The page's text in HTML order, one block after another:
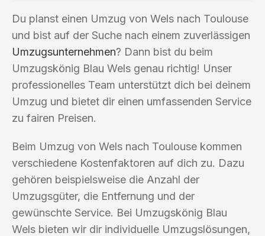
Du planst einen Umzug von Wels nach Toulouse
und bist auf der Suche nach einem zuverlässigen
Umzugsunternehmen? Dann bist du beim
Umzugskönig Blau Wels genau richtig! Unser
professionelles Team unterstützt dich bei deinem
Umzug und bietet dir einen umfassenden Service
zu fairen Preisen.
Beim Umzug von Wels nach Toulouse kommen
verschiedene Kostenfaktoren auf dich zu. Dazu
gehören beispielsweise die Anzahl der
Umzugsgüter, die Entfernung und der
gewünschte Service. Bei Umzugskönig Blau
Wels bieten wir dir individuelle Umzugslösungen,